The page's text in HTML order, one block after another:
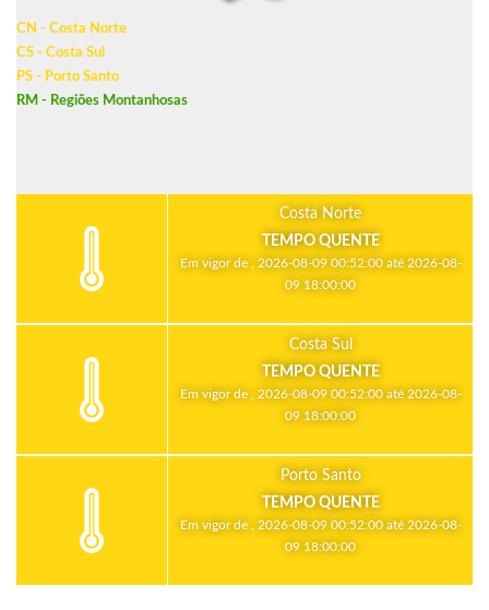
CN - Costa Norte
CS - Costa Sul
PS - Porto Santo
RM - Regiões Montanhosas
Costa Norte
TEMPO QUENTE
Em vigor de , 2026-08-09 00:52:00 até 2026-08-
09 18:00:00
Costa Sul
TEMPO QUENTE
Em vigor de , 2026-08-09 00:52:00 até 2026-08-
09 18:00:00
Porto Santo
TEMPO QUENTE
Em vigor de , 2026-08-09 00:52:00 até 2026-08-
09 18:00:00